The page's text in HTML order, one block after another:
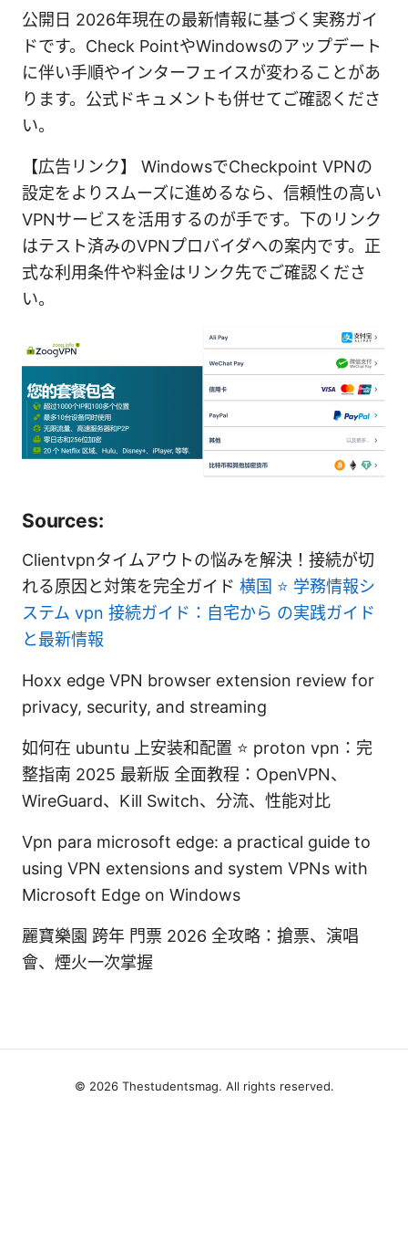
公開日 2026年現在の最新情報に基づく実務ガイ
ドです。Check PointやWindowsのアップデート
に伴い手順やインターフェイスが変わることがあ
ります。公式ドキュメントも併せてご確認くださ
い。
【広告リンク】 WindowsでCheckpoint VPNの
設定をよりスムーズに進めるなら、信頼性の高い
VPNサービスを活用するのが手です。下のリンク
はテスト済みのVPNプロバイダへの案内です。正
式な利用条件や料金はリンク先でご確認くださ
い。
Sources:
Clientvpnタイムアウトの悩みを解決！接続が切
れる原因と対策を完全ガイド 横国 ⭐ 学務情報シ
ステム vpn 接続ガイド：自宅から の実践ガイド
と最新情報
Hoxx edge VPN browser extension review for
privacy, security, and streaming
如何在 ubuntu 上安装和配置 ⭐ proton vpn：完
整指南 2025 最新版 全面教程：OpenVPN、
WireGuard、Kill Switch、分流、性能对比
Vpn para microsoft edge: a practical guide to
using VPN extensions and system VPNs with
Microsoft Edge on Windows
麗寶樂園 跨年 門票 2026 全攻略：搶票、演唱
會、煙火一次掌握
© 2026 Thestudentsmag. All rights reserved.